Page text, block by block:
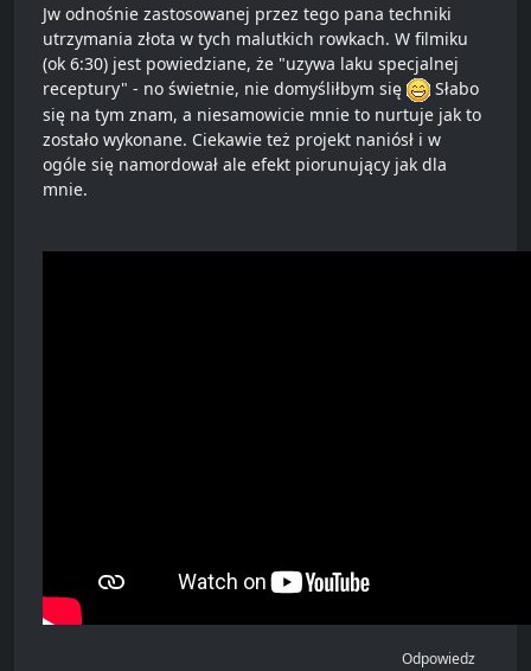
Jw odnośnie zastosowanej przez tego pana techniki
utrzymania złota w tych malutkich rowkach. W filmiku
(ok 6:30) jest powiedziane, że "uzywa laku specjalnej
receptury" - no świetnie, nie domyśliłbym się
Słabo
się na tym znam, a niesamowicie mnie to nurtuje jak to
zostało wykonane. Ciekawie też projekt naniósł i w
ogóle się namordował ale efekt piorunujący jak dla
mnie.
Odpowiedz